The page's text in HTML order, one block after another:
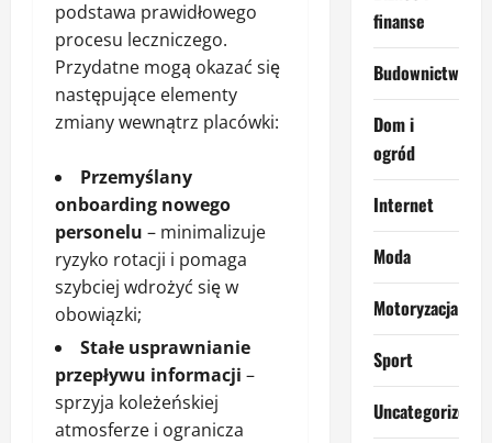
podstawa prawidłowego
procesu leczniczego.
Przydatne mogą okazać się
następujące elementy
zmiany wewnątrz placówki:
Przemyślany
onboarding nowego
personelu – minimalizuje
ryzyko rotacji i pomaga
szybciej wdrożyć się w
obowiązki;
Stałe usprawnianie
przepływu informacji –
sprzyja koleżeńskiej
atmosferze i ogranicza
finanse
Budownictwo
Dom i
ogród
Internet
Moda
Motoryzacja
Sport
Uncategorized